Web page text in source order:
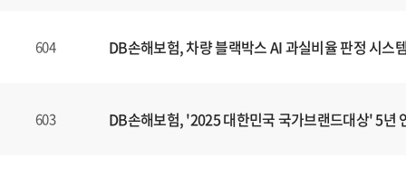
604 DB손해보험, 차량 블랙박스 AI 과실비율 판정 시스
603 DB손해보험, '2025 대한민국 국가브랜드대상' 5년